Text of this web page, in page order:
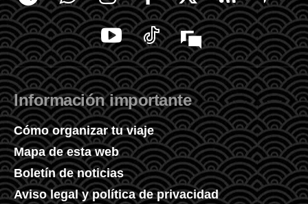
Información importante
Cómo organizar tu viaje
Mapa de esta web
Boletín de noticias
Aviso legal y política de privacidad